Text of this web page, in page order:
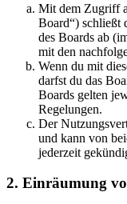
Mit dem Zugriff
Board“) schließt
des Boards ab
mit den
Wenn du mit
darfst du das
Boards gelten
Regelungen.
Der
und kann von
jederzeit
2. Einräumung